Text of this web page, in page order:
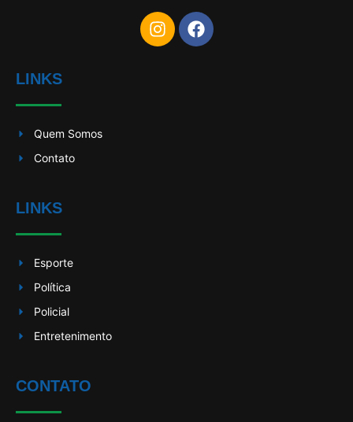
LINKS
Quem Somos
Contato
LINKS
Esporte
Política
Policial
Entretenimento
CONTATO